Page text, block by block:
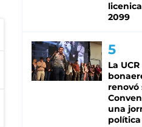
2099
La UCR
renovó
una